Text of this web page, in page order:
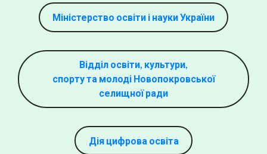
Міністерство освіти і науки України
Відділ освіти, культури,
спорту та молоді Новопокровської
селищної ради
Дія цифрова освіта